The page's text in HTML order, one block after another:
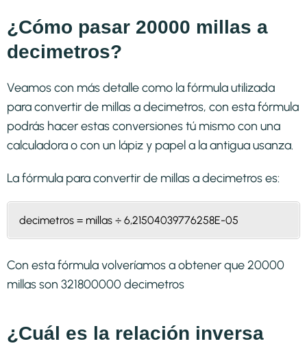
¿Cómo pasar 20000 millas a
decimetros?
Veamos con más detalle como la fórmula utilizada
para convertir de millas a decimetros, con esta fórmula
podrás hacer estas conversiones tú mismo con una
calculadora o con un lápiz y papel a la antigua usanza.
La fórmula para convertir de millas a decimetroses:
decimetros = millas ÷ 6,21504039776258E-05
Con esta fórmula volveríamos a obtener que 20000
millas son 321800000 decimetros
¿Cuál es la relación inversa